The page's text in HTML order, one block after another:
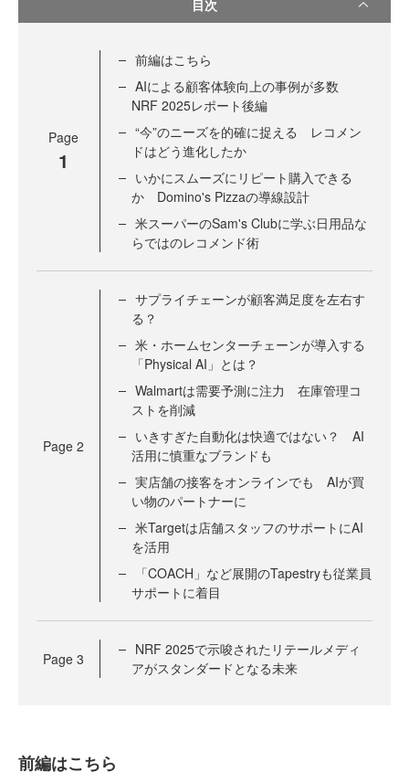
目次
Page
1
前編はこちら
AIによる顧客体験向上の事例が多数
NRF 2025レポート後編
“今”のニーズを的確に捉える レコメン
ドはどう進化したか
いかにスムーズにリピート購入できる
か Domino's Pizzaの導線設計
米スーパーのSam's Clubに学ぶ日用品な
らではのレコメンド術
Page 2
サプライチェーンが顧客満足度を左右す
る？
米・ホームセンターチェーンが導入する
「Physical AI」とは？
Walmartは需要予測に注力 在庫管理コ
ストを削減
いきすぎた自動化は快適ではない？ AI
活用に慎重なブランドも
実店舗の接客をオンラインでも AIが買
い物のパートナーに
米Targetは店舗スタッフのサポートにAI
を活用
「COACH」など展開のTapestryも従業員
サポートに着目
Page 3
NRF 2025で示唆されたリテールメディ
アがスタンダードとなる未来
前編はこちら